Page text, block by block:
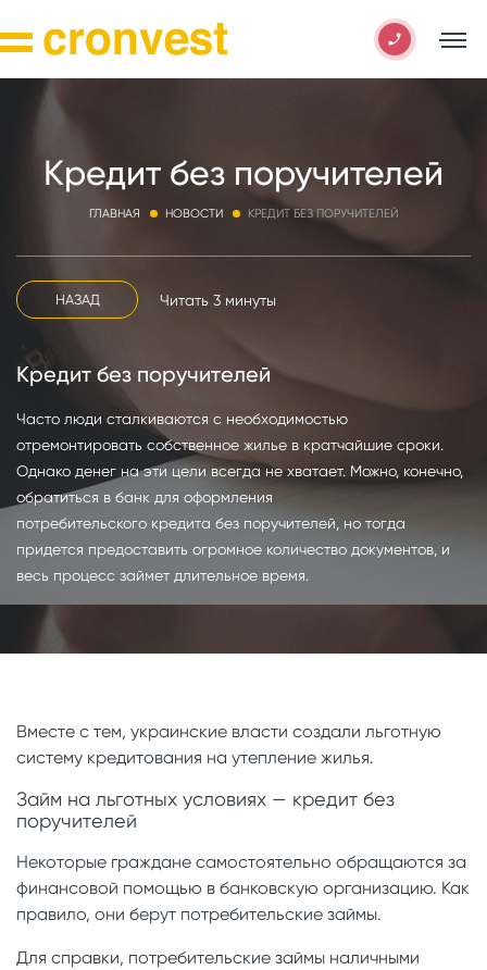
Кредит без поручителей
ГЛАВНАЯ НОВОСТИ КРЕДИТ БЕЗ ПОРУЧИТЕЛЕЙ
НАЗАД Читать 3 минуты
Кредит без поручителей
Часто люди сталкиваются с необходимостью
отремонтировать собственное жилье в кратчайшие сроки.
Однако денег на эти цели всегда не хватает. Можно, конечно,
обратиться в банк для оформления
потребительского кредита без поручителей, но тогда
придется предоставить огромное количество документов, и
весь процесс займет длительное время.
Вместе с тем, украинские власти создали льготную
систему кредитования на утепление жилья.
Займ на льготных условиях — кредит без
поручителей
Некоторые граждане самостоятельно обращаются за
финансовой помощью в банковскую организацию. Как
правило, они берут потребительские займы.
Для справки, потребительские займы наличными